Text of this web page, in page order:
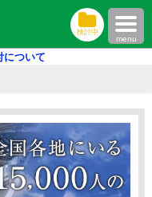
検討中
menu
について